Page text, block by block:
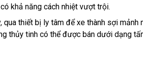
khả năng cách nhiệt vượt trội.
thiết bị ly tâm để xe thành sợi
thủy tinh có thể được bán dưới dạng